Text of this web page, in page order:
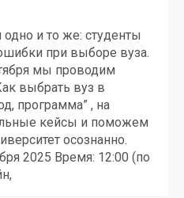
и то же: студенты
при выборе вуза.
мы проводим
выбрать вуз в
программа” , на
кейсы и поможем
осознанно.
2025 Время: 12:00 (по